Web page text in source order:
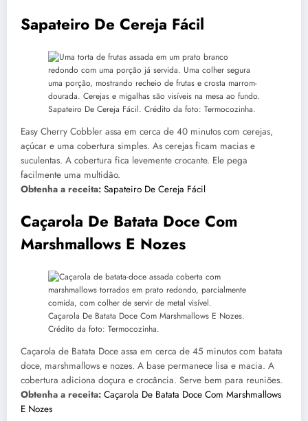
Sapateiro De Cereja Fácil
Sapateiro De Cereja Fácil. Crédito da foto: Termocozinha.
Easy Cherry Cobbler assa em cerca de 40 minutos com cerejas,
açúcar e uma cobertura simples. As cerejas ficam macias e
suculentas. A cobertura fica levemente crocante. Ele pega
facilmente uma multidão.
Obtenha a receita: Sapateiro De Cereja Fácil
Caçarola De Batata Doce Com
Marshmallows E Nozes
Caçarola De Batata Doce Com Marshmallows E Nozes.
Crédito da foto: Termocozinha.
Caçarola de Batata Doce assa em cerca de 45 minutos com batata
doce, marshmallows e nozes. A base permanece lisa e macia. A
cobertura adiciona doçura e crocância. Serve bem para reuniões.
Obtenha a receita: Caçarola De Batata Doce Com Marshmallows
E Nozes